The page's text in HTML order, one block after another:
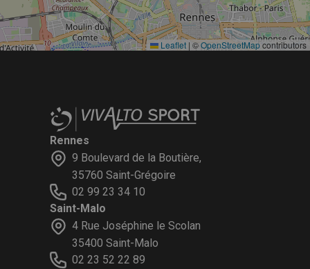
Leaflet | ©OpenStreetMapcontributors
Rennes
9 Boulevard de la Boutière,
35760 Saint-Grégoire
02 99 23 34 10
Saint-Malo
4 Rue Joséphine le Scolan
35400 Saint-Malo
02 23 52 22 89